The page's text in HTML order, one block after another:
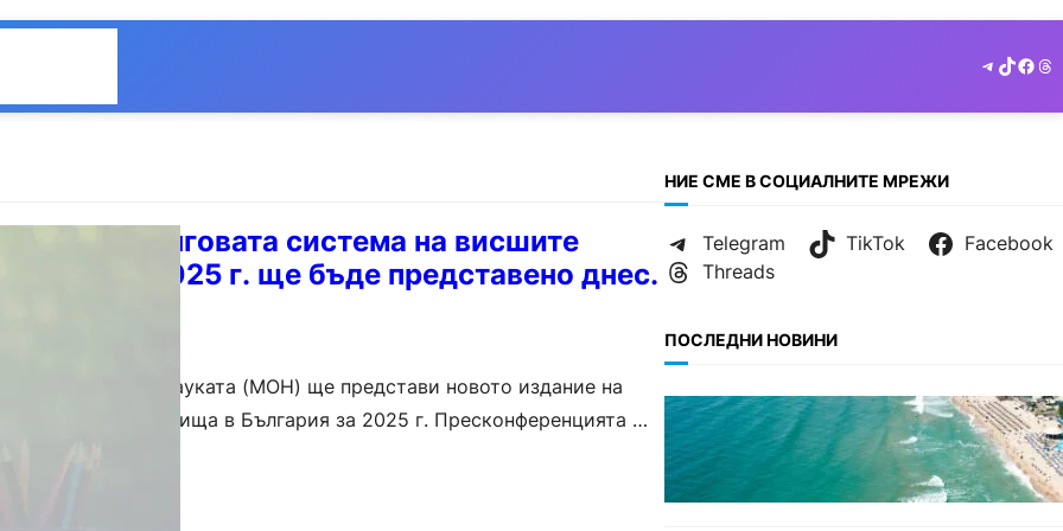
Telegram
TikTok
на Рейтинговата система на висшите
за 2025 г. ще бъде представено днес.
и науката (МОН) ще представи новото издание на
на висшите училища в България за 2025 г. Пресконференцията ще
НИЕ СМЕ В СОЦИАЛНИТЕ МРЕЖИ
Telegram TikTok
Facebook
Threads
ПОСЛЕДНИ НОВИНИ
ИКОНОМИКА
Интерактивна карта показва
всички водни бази по
Черноморието